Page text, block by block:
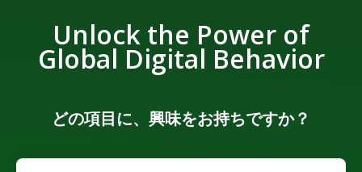
Unlock the Power of
Global Digital Behavior
どの項目に、興味をお持ちですか？